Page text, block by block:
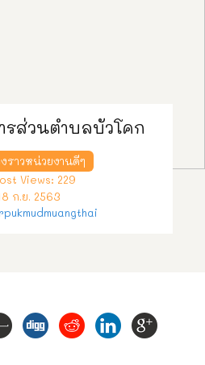
รส่วนตำบลบัวโคก
ราวหน่วยงานดีๆ
Views: 229
ก.ย. 2563